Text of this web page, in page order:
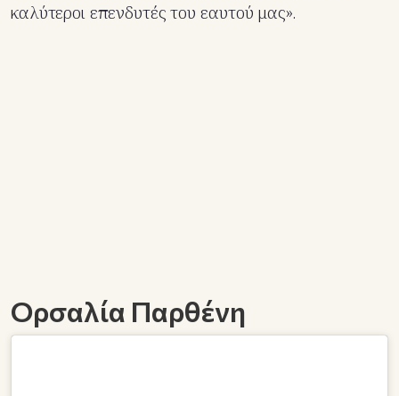
καλύτεροι επενδυτές του εαυτού μας».
Ορσαλία Παρθένη